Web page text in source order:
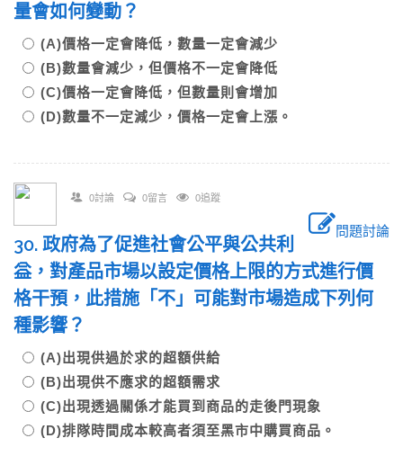
量會如何變動？
(A)價格一定會降低，數量一定會減少
(B)數量會減少，但價格不一定會降低
(C)價格一定會降低，但數量則會增加
(D)數量不一定減少，價格一定會上漲。
0討論 0留言 0追蹤
問題討論
30. 政府為了促進社會公平與公共利
益，對產品市場以設定價格上限的方式進行價
格干預，此措施「不」可能對市場造成下列何
種影響？
(A)出現供過於求的超額供給
(B)出現供不應求的超額需求
(C)出現透過關係才能買到商品的走後門現象
(D)排隊時間成本較高者須至黑市中購買商品。